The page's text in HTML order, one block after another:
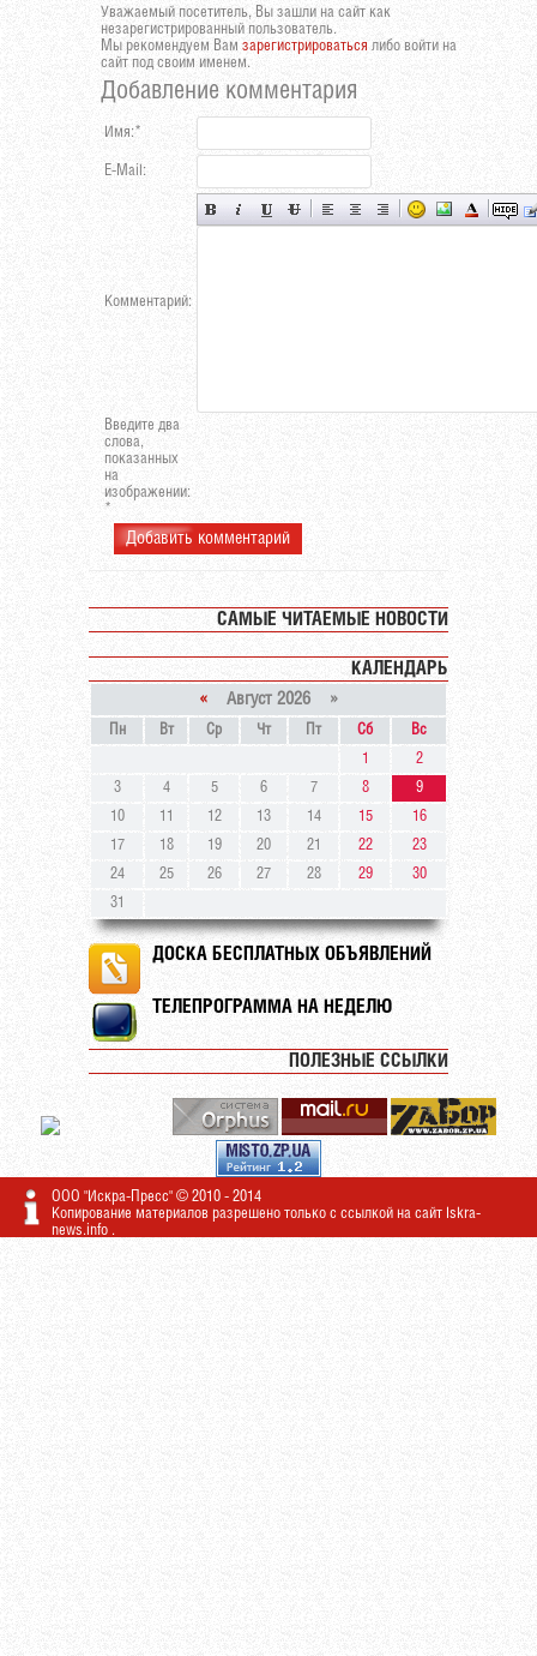
Уважаемый посетитель, Вы зашли на сайт как
незарегистрированный пользователь.
Мы рекомендуем Вам зарегистрироваться либо войти на
сайт под своим именем.
Добавление комментария
Имя:*
E-Mail:
Комментарий:
Введите два
слова,
показанных
на
изображении:
*
Добавить комментарий
САМЫЕ ЧИТАЕМЫЕ НОВОСТИ
КАЛЕНДАРЬ
« Август 2026 »
Пн Вт Ср Чт Пт Сб Вс
1 2
3 4 5 6 7 8 9
10 11 12 13 14 15 16
17 18 19 20 21 22 23
24 25 26 27 28 29 30
31
ДОСКА БЕСПЛАТНЫХ ОБЪЯВЛЕНИЙ
ТЕЛЕПРОГРАММА НА НЕДЕЛЮ
ПОЛЕЗНЫЕ ССЫЛКИ
ООО "Искра-Пресс" © 2010 - 2014
Копирование материалов разрешено только с ссылкой на сайт Iskra-
news.info .